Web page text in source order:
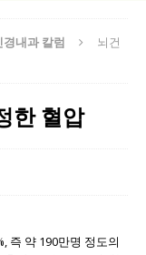
내과 칼럼
뇌건
한 혈압
즉 약 190만명 정도의